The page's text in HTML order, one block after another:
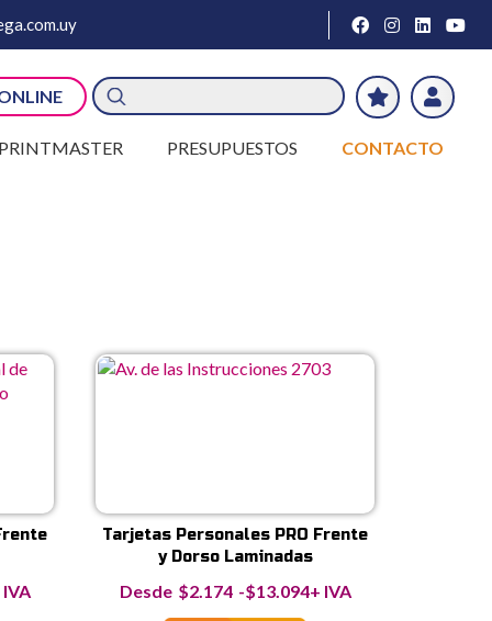
Búsqueda
de
productos
PRINTMASTER PRESUPUESTOS CONTACTO
IVA
Tarjetas Personales PRO Frente
y Dorso Laminadas
$2.174 -$13.094Rango
+ IVA